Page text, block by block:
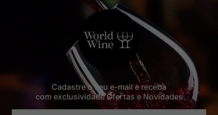
Cadastre o seu e-mail e receba
com exclusividade Ofertas e Novidades